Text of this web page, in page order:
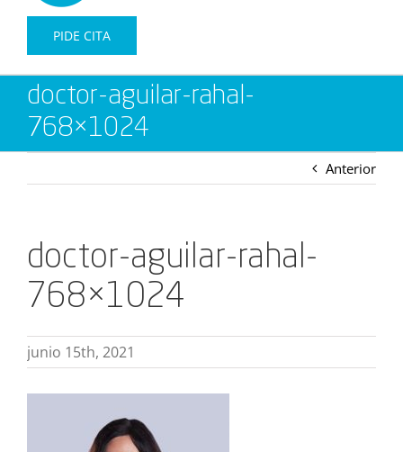
PIDE CITA
doctor-aguilar-rahal-
768×1024
Anterior
doctor-aguilar-rahal-
768×1024
junio 15th, 2021